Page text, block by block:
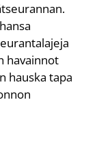
havainnot
hauska tapa